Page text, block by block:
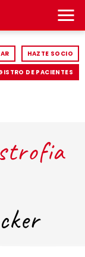
HAZTE SOCIO
DE PACIENTES